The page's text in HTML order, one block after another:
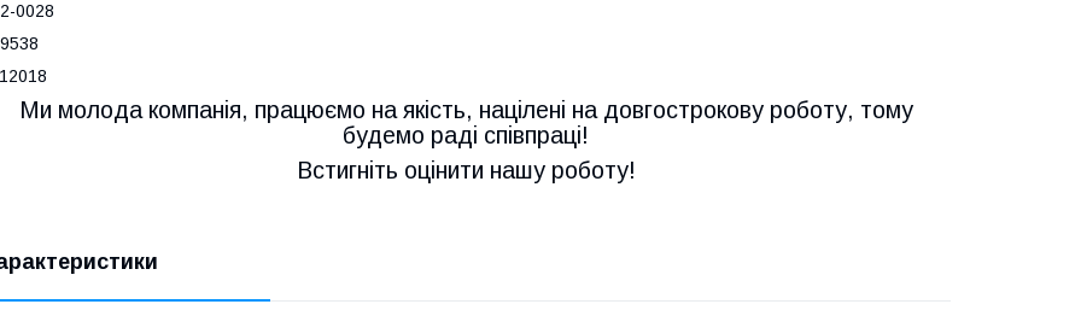
0028
Ми молода компанія, працюємо на якість, націлені на довгострокову роботу, тому
будемо раді співпраці!
Встигніть оцінити нашу роботу!